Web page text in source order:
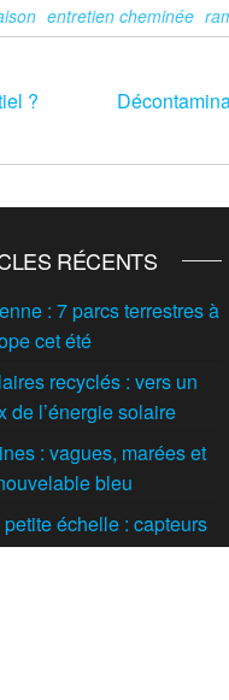
entretien cheminée
?
RÉCENTS
: 7 parcs terrestres à
cet été
recyclés : vers un
de l’énergie solaire
: vagues, marées et
bleu
échelle : capteurs
individuelles